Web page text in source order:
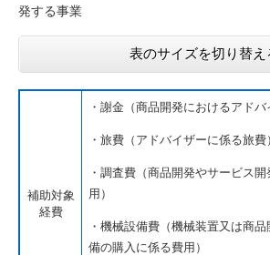
発する事業
表のサイズを切り替え
補助対象
経費
・謝金（商品開発におけるアドバ
・旅費（アドバイザーに係る旅費）
・調査費（商品開発やサービス
用）
・機械設備費（機械装置又は商
備の購入に係る費用）